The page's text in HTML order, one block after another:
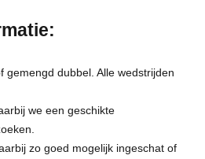
gemengd dubbel. Alle wedstrijden
we een geschikte
zo goed mogelijk ingeschat of